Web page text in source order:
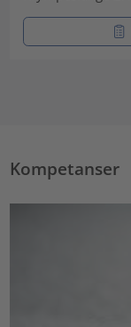
Kompetanser